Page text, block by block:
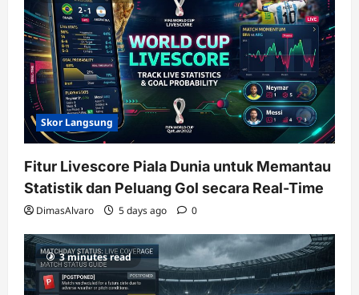
Skor Langsung
Fitur Livescore Piala Dunia untuk Memantau
Statistik dan Peluang Gol secara Real-Time
DimasAlvaro 5 days ago 0
3 minutes read